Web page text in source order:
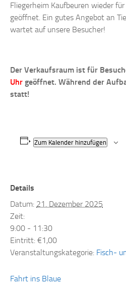
Fliegerheim Kaufbeuren wieder
geöffnet. Ein gutes Angebot an
wartet auf unsere Besucher!
Der Verkaufsraum ist für
Uhr geöffnet. Während der
statt!
Zum Kalender hinzufügen
Details
Datum: 21. Dezember 2025
Zeit:
9:00 - 11:30
Eintritt: €1,00
Veranstaltungskategorie: Fisch-
Fahrt ins Blaue